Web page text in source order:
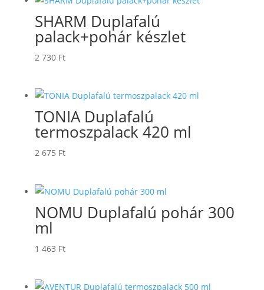
-
2
730 Ft
SHARM Duplafalú
palack+pohár készlet
2 730 Ft
TONIA Duplafalú
termoszpalack 420 ml
2 675 Ft
NOMU Duplafalú pohár 300
ml
1 463 Ft